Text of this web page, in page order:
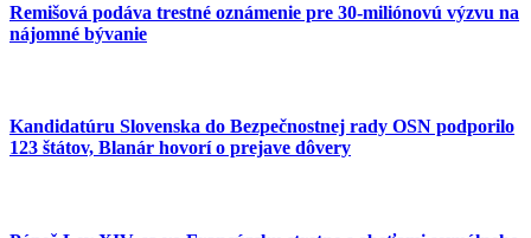
Remišová podáva trestné oznámenie pre 30-miliónovú výzvu na
nájomné bývanie
Kandidatúru Slovenska do Bezpečnostnej rady OSN podporilo
123 štátov, Blanár hovorí o prejave dôvery